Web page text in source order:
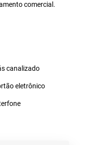
comercial.
canalizado
eletrônico